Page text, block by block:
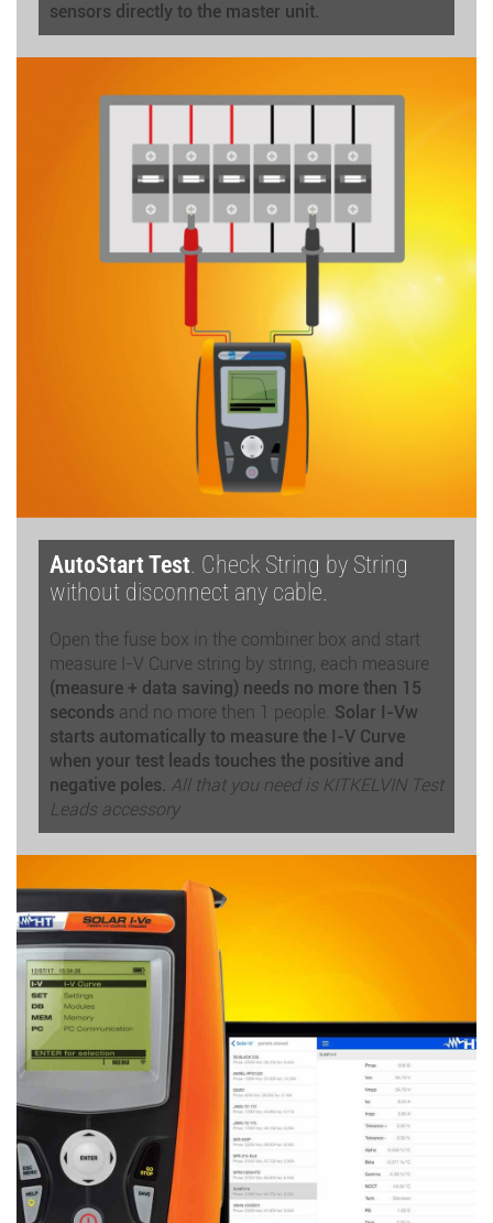
sensors directly to the master unit.
AutoStart Test. Check String by String
without disconnect any cable.
Open the fuse box in the combiner box and start
measure I-V Curve string by string, each measure
(measure + data saving) needs no more then 15
seconds and no more then 1 people. Solar I-Vw
starts automatically to measure the I-V Curve
when your test leads touches the positive and
negative poles. All that you need is KITKELVIN Test
Leads accessory